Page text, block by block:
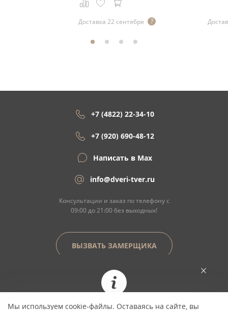
Доставка 22 сентября
+7 (4822) 22-34-10
+7 (920) 690-48-12
Написать в Max
info@dveri-tver.ru
Консультации и заказ по телефону с
09:00 до 21:00 без выходных!
ВЫЗВАТЬ ЗАМЕРЩИКА
Сайт не является договором оферты
Мы используем cookie-файлы. Оставаясь на сайте, вы